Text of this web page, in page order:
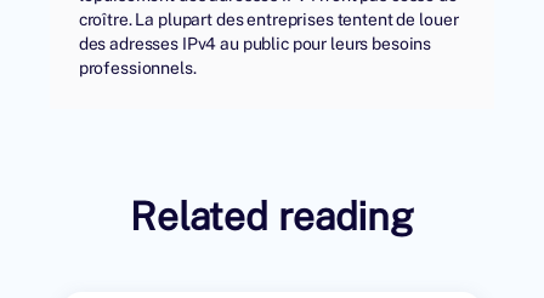
croître. La plupart des entreprises tentent de louer
des adresses IPv4 au public pour leurs besoins
professionnels.
Related reading